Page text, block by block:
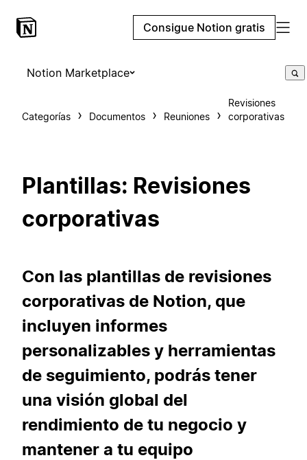
Consigue Notion gratis
Notion Marketplace
Categorías Documentos Reuniones
Revisiones
corporativas
Plantillas: Revisiones
corporativas
Con las plantillas de revisiones
corporativas de Notion, que
incluyen informes
personalizables y herramientas
de seguimiento, podrás tener
una visión global del
rendimiento de tu negocio y
mantener a tu equipo